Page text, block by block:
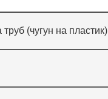
труб (чугун на пластик)